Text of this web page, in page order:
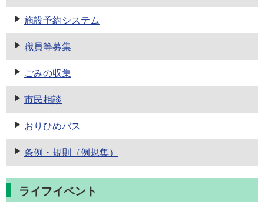
施設予約システム
職員等募集
ごみの収集
市民相談
おりひめバス
条例・規則 （例規集）
ライフイベント